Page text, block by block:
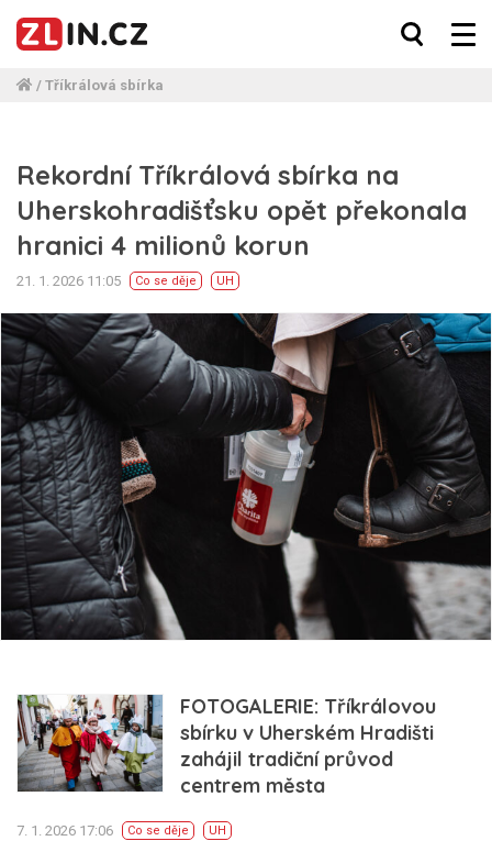
/ Tříkrálová sbírka
Rekordní Tříkrálová sbírka na
Uherskohradišťsku opět překonala
hranici 4 milionů korun
21. 1. 2026 11:05 Co se děje UH
FOTOGALERIE: Tříkrálovou
sbírku v Uherském Hradišti
zahájil tradiční průvod
centrem města
7. 1. 2026 17:06 Co se děje UH